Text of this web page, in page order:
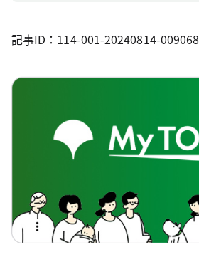
記事ID：114-001-20240814-009068